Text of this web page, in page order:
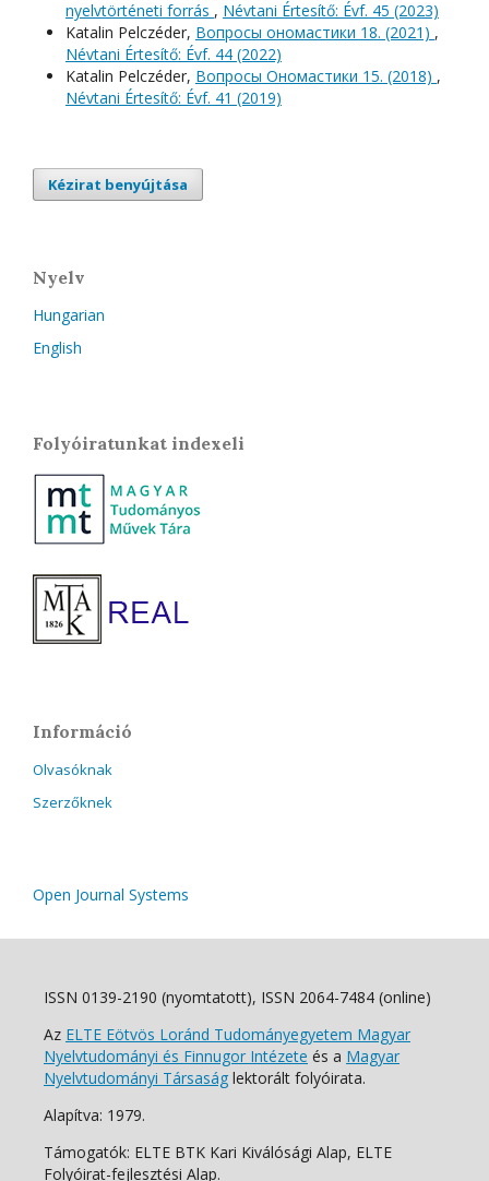
nyelvtörténeti forrás , Névtani Értesítő: Évf. 45 (2023)
Katalin Pelczéder, Вопросы oномастики 18. (2021) ,
Névtani Értesítő: Évf. 44 (2022)
Katalin Pelczéder, Вопросы Ономастики 15. (2018) ,
Névtani Értesítő: Évf. 41 (2019)
Kézirat benyújtása
Nyelv
Hungarian
English
Folyóiratunkat indexeli
Információ
Olvasóknak
Szerzőknek
Open Journal Systems
ISSN 0139-2190 (nyomtatott), ISSN 2064-7484 (online)
Az ELTE Eötvös Loránd Tudományegyetem Magyar
Nyelvtudományi és Finnugor Intézete és a Magyar
Nyelvtudományi Társaság lektorált folyóirata.
Alapítva: 1979.
Támogatók: ELTE BTK Kari Kiválósági Alap, ELTE
Folyóirat-fejlesztési Alap.